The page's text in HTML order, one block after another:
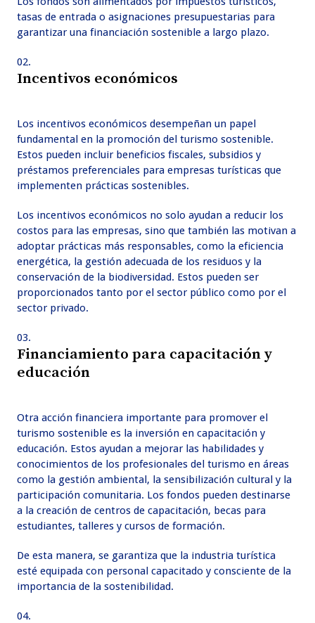
tasas de entrada o asignaciones presupuestarias para
garantizar una financiación sostenible a largo plazo.
Incentivos económicos
Los incentivos económicos desempeñan un papel
fundamental en la promoción del turismo sostenible.
Estos pueden incluir beneficios fiscales, subsidios y
préstamos preferenciales para empresas turísticas que
implementen prácticas sostenibles.
Los incentivos económicos no solo ayudan a reducir los
costos para las empresas, sino que también las motivan a
adoptar prácticas más responsables, como la eficiencia
energética, la gestión adecuada de los residuos y la
conservación de la biodiversidad. Estos pueden ser
proporcionados tanto por el sector público como por el
sector privado.
Financiamiento para capacitación y
educación
Otra acción financiera importante para promover el
turismo sostenible es la inversión en capacitación y
educación. Estos ayudan a mejorar las habilidades y
conocimientos de los profesionales del turismo en áreas
como la gestión ambiental, la sensibilización cultural y la
participación comunitaria. Los fondos pueden destinarse
a la creación de centros de capacitación, becas para
estudiantes, talleres y cursos de formación.
De esta manera, se garantiza que la industria turística
esté equipada con personal capacitado y consciente de la
importancia de la sostenibilidad.